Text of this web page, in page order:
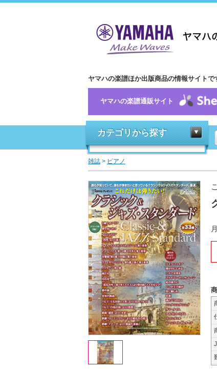
ヤマハの楽譜ほか出版商品の情報サイトで
ヤマハの楽譜通販サイト
カテゴリから探す
雑誌 > ピアノ